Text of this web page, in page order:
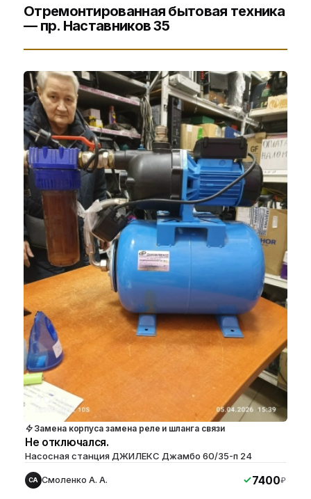
Отремонтированная бытовая техника
— пр. Наставников 35
Замена корпуса замена реле и шланга связи
Не отключался.
Насосная станция ДЖИЛЕКС Джамбо 60/35-п 24
СА Смоленко А. А. 7400₽